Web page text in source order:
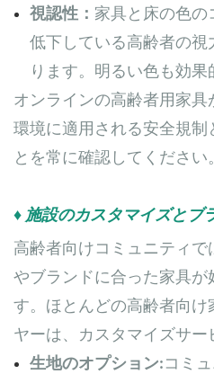
視認性： 家具と床の色の
低下している高齢者の
ります。明るい色も効果
オンラインの高齢者用家
環境に適用される安全規制
とを常に確認してください
♦ 施設のカスタマイズとブ
高齢者向けコミュニティ
やブランドに合った家具が
す。ほとんどの高齢者向け
ヤーは、カスタマイズサー
生地のオプション: コミ